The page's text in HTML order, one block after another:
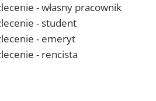
- własny pracownik
- student
- emeryt
- rencista